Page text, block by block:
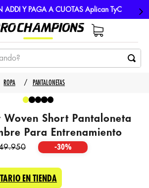
ADDI Y PAGA A CUOTAS Aplican TyC
ROPA PANTALONETAS
Woven Short Pantaloneta
Para Entrenamiento
.950 -30%
EN TIENDA